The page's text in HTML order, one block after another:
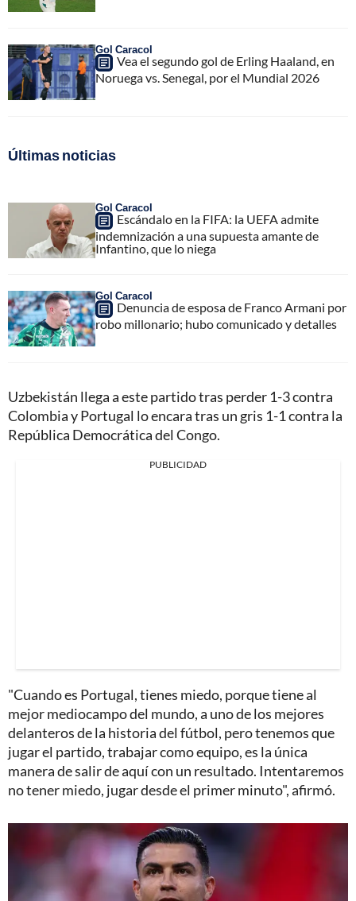
Gol Caracol
Vea el segundo gol de Erling Haaland, en
Noruega vs. Senegal, por el Mundial 2026
Últimas noticias
Gol Caracol
Escándalo en la FIFA: la UEFA admite
indemnización a una supuesta amante de
Infantino, que lo niega
Gol Caracol
Denuncia de esposa de Franco Armani por
robo millonario; hubo comunicado y detalles
Uzbekistán llega a este partido tras perder 1-3 contra
Colombia y Portugal lo encara tras un gris 1-1 contra la
República Democrática del Congo.
PUBLICIDAD
"Cuando es Portugal, tienes miedo, porque tiene al
mejor mediocampo del mundo, a uno de los mejores
delanteros de la historia del fútbol, pero tenemos que
jugar el partido, trabajar como equipo, es la única
manera de salir de aquí con un resultado. Intentaremos
no tener miedo, jugar desde el primer minuto", afirmó.